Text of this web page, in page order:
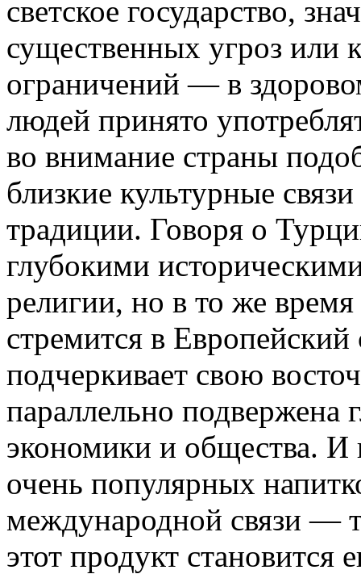
светское государство,
существенных угроз или
ограничений — в
людей принято
во внимание страны
близкие культурные
традиции. Говоря о
глубокими
религии, но в то же время
стремится в
подчеркивает свою
параллельно подвержена
экономики и общества. И
очень популярных
международной связи —
этот продукт